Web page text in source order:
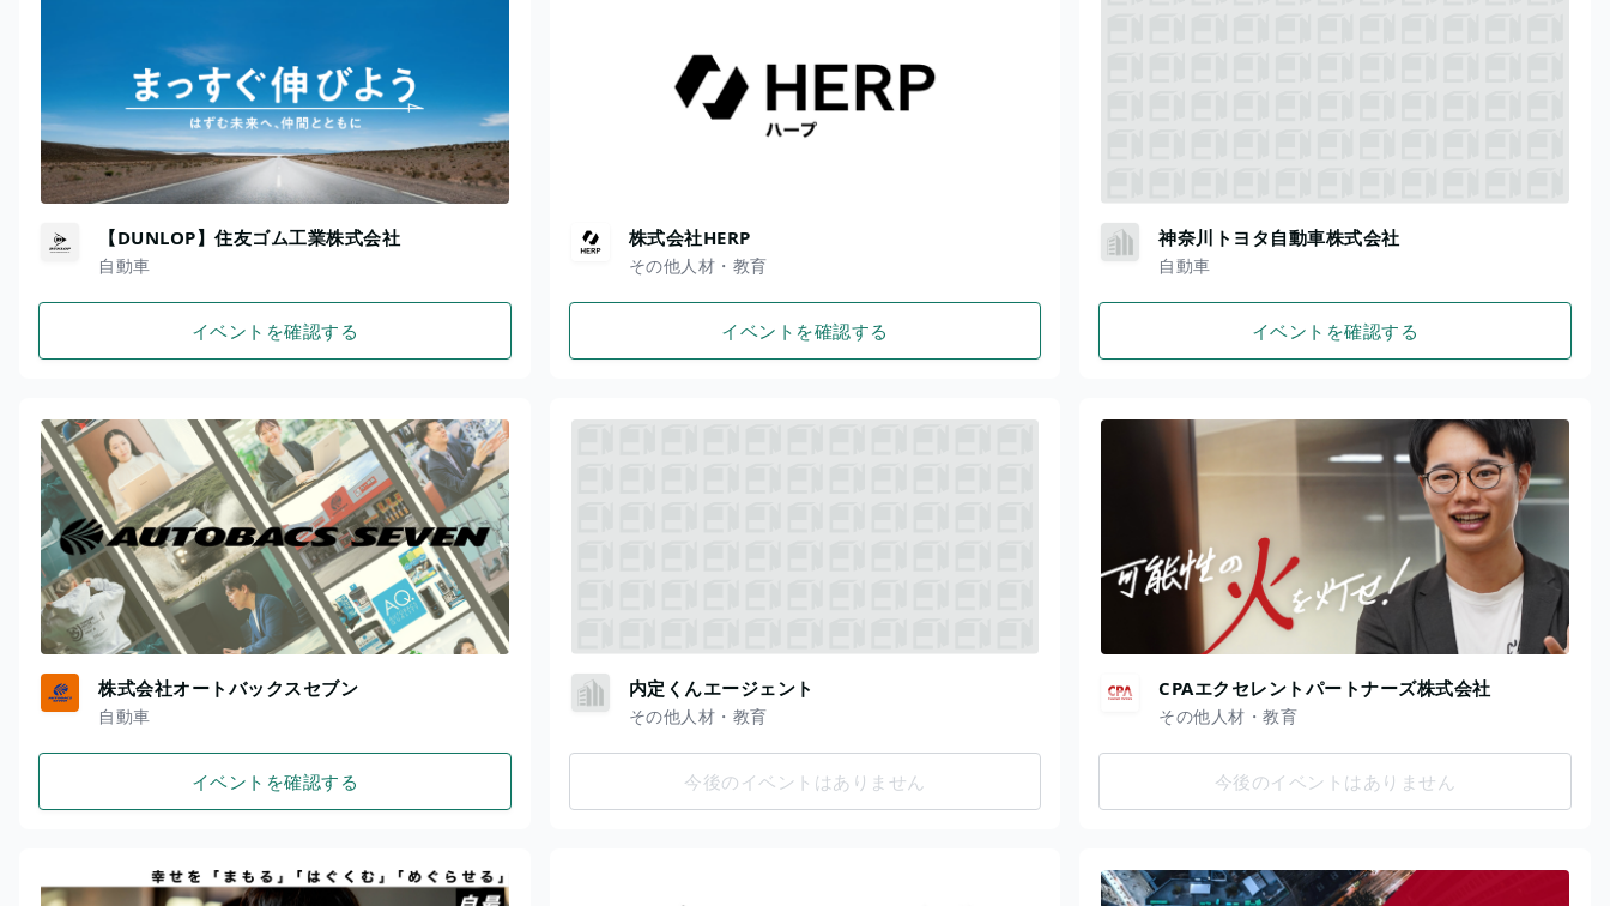
【DUNLOP】住友ゴム工業株式会社
自動車
イベントを確認する
株式会社HERP
その他人材・教育
イベントを確認する
神奈川トヨタ自動車株式会社
自動車
イベントを確認する
株式会社オートバックスセブン
自動車
イベントを確認する
内定くんエージェント
その他人材・教育
今後のイベントはありません
CPAエクセレントパートナーズ株式会社
その他人材・教育
今後のイベントはありません